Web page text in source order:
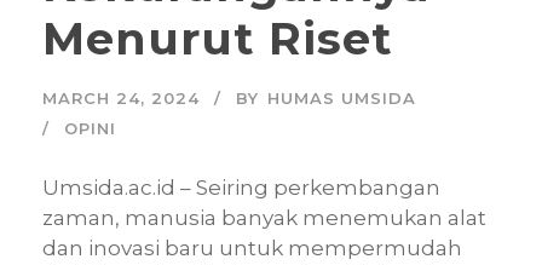
Menurut Riset
MARCH 24, 2024 BY HUMAS UMSIDA
OPINI
Umsida.ac.id – Seiring perkembangan
zaman, manusia banyak menemukan alat
dan inovasi baru untuk mempermudah